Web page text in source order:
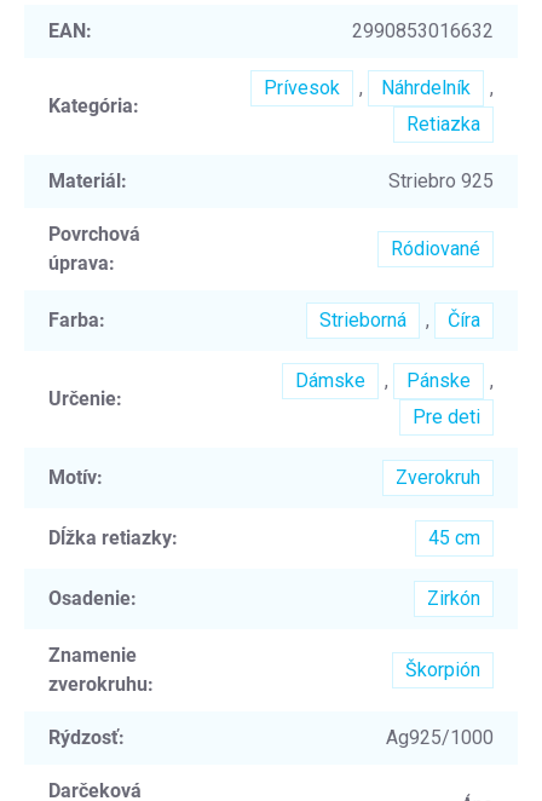
EAN: 2990853016632
Kategória:
Prívesok , Náhrdelník
,
Retiazka
Materiál: Striebro 925
Povrchová
úprava:
Ródiované
Farba: Strieborná , Číra
Určenie:
Dámske , Pánske
,
Pre deti
Motív: Zverokruh
Dĺžka retiazky: 45 cm
Osadenie: Zirkón
Znamenie
zverokruhu:
Škorpión
Rýdzosť: Ag925/1000
Darčeková